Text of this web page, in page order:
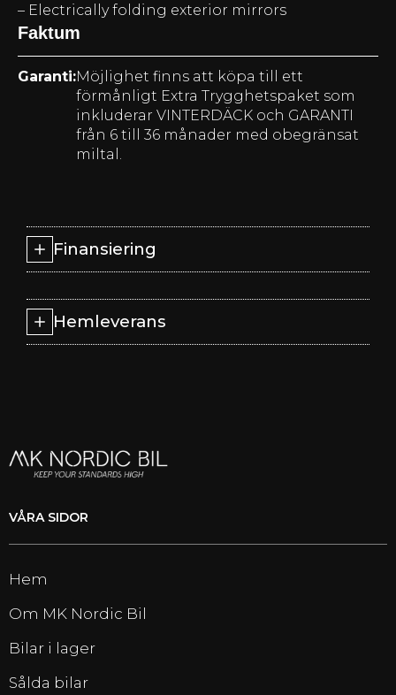
– Electrically folding exterior mirrors
Faktum
Garanti:Möjlighet finns att köpa till ett
förmånligt Extra Trygghetspaket som
inkluderar VINTERDÄCK och GARANTI
från 6 till 36 månader med obegränsat
miltal.
Finansiering
Hemleverans
VÅRA SIDOR
Hem
Om MK Nordic Bil
Bilar i lager
Sålda bilar